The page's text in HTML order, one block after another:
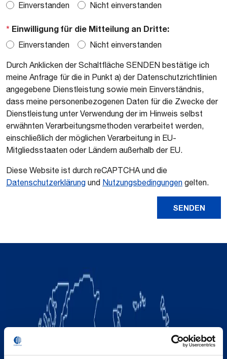
Einverstanden Nicht einverstanden
* Einwilligung für die Mitteilung an Dritte:
Einverstanden Nicht einverstanden
Durch Anklicken der Schaltfläche SENDEN bestätige ich
meine Anfrage für die in Punkt a) der Datenschutzrichtlinien
angegebene Dienstleistung sowie mein Einverständnis,
dass meine personenbezogenen Daten für die Zwecke der
Dienstleistung unter Verwendung der im Hinweis selbst
erwähnten Verarbeitungsmethoden verarbeitet werden,
einschließlich der möglichen Verarbeitung in EU-
Mitgliedsstaaten oder Ländern außerhalb der EU.
Diese Website ist durch reCAPTCHA und die
Datenschutzerklärung und Nutzungsbedingungen gelten.